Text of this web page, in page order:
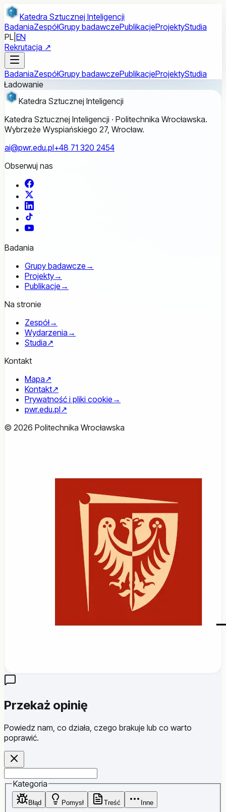
Przejdź do treści głównej
Katedra Sztucznej Inteligencji
BadaniaZespółGrupy badawczePublikacjeProjektyStudia
PL EN
Rekrutacja ↗
BadaniaZespółGrupy badawczePublikacjeProjektyStudia
Ładowanie
Katedra Sztucznej Inteligencji
Katedra Sztucznej Inteligencji · Politechnika Wrocławska.
Wybrzeże Wyspiańskiego 27, Wrocław.
ai@pwr.edu.pl+48 71 320 2454
Obserwuj nas
Facebook
YouTube
Badania
Grupy badawcze →
Projekty→
Publikacje →
Na stronie
Zespół→
Wydarzenia →
Studia↗
Kontakt
Mapa↗
Kontakt↗
Prywatność i pliki cookie →
pwr.edu.pl↗
© 2026 Politechnika Wrocławska
Przekaż opinię
Powiedz nam, co działa, czego brakuje lub co warto
poprawić.
Website
Kategoria
Błąd Pomysł Treść Inne